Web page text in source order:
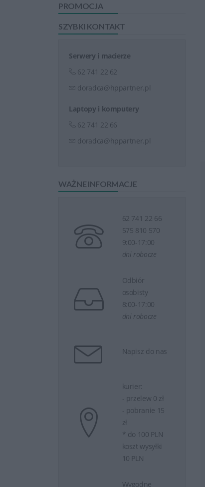
PROMOCJA
SZYBKI KONTAKT
Serwery i macierze
62 741 22 62
doradca@hppartner.pl
Laptopy i komputery
62 741 22 66
doradca@hppartner.pl
WAŻNE INFORMACJE
62 741 22 66
575 810 570
9:00-17:00
dni robocze
Odbiór
osobisty
8:00-17:00
dni robocze
Napisz do nas
kurier:
- przelew 0 zł
- pobranie 15
zł
* do 100 PLN
koszt wysyłki
10 PLN
Wygodne